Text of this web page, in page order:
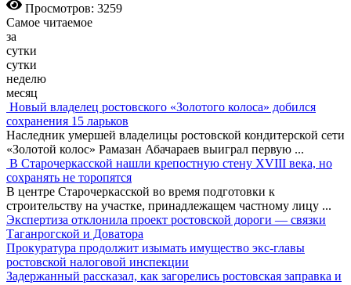
Просмотров: 3259
Самое читаемое
за
сутки
сутки
неделю
месяц
Новый владелец ростовского «Золотого колоса» добился
сохранения 15 ларьков
Наследник умершей владелицы ростовской кондитерской сети
«Золотой колос» Рамазан Абачараев выиграл первую ...
В Старочеркасской нашли крепостную стену XVIII века, но
сохранять не торопятся
В центре Старочеркасской во время подготовки к
строительству на участке, принадлежащем частному лицу ...
Экспертиза отклонила проект ростовской дороги — связки
Таганрогской и Доватора
Прокуратура продолжит изымать имущество экс-главы
ростовской налоговой инспекции
Задержанный рассказал, как загорелись ростовская заправка и